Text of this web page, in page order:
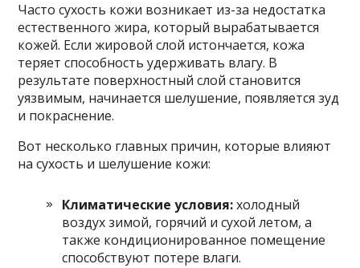
Часто сухость кожи возникает из-за недостатка
естественного жира, который вырабатывается
кожей. Если жировой слой истончается, кожа
теряет способность удерживать влагу. В
результате поверхностный слой становится
уязвимым, начинается шелушение, появляется зуд
и покраснение.
Вот несколько главных причин, которые влияют
на сухость и шелушение кожи:
Климатические условия:холодный
воздух зимой, горячий и сухой летом, а
также кондиционированное помещение
способствуют потере влаги.